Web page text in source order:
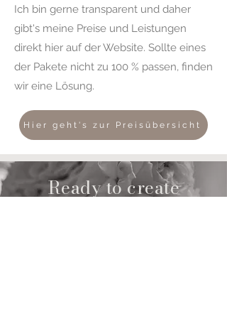
Ich bin gerne transparent und daher
gibt's meine Preise und Leistungen
direkt hier auf der Website. Sollte eines
der Pakete nicht zu 100 % passen, finden
wir eine Lösung.
Hier geht's zur Preisübersicht
Ready to create